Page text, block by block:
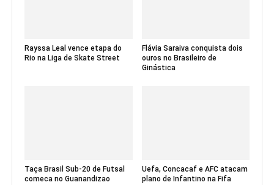
Rayssa Leal vence etapa do
Rio na Liga de Skate Street
Flávia Saraiva conquista dois
ouros no Brasileiro de
Ginástica
Taça Brasil Sub-20 de Futsal
comeca no Guanandizao
Uefa, Concacaf e AFC atacam
plano de Infantino na Fifa